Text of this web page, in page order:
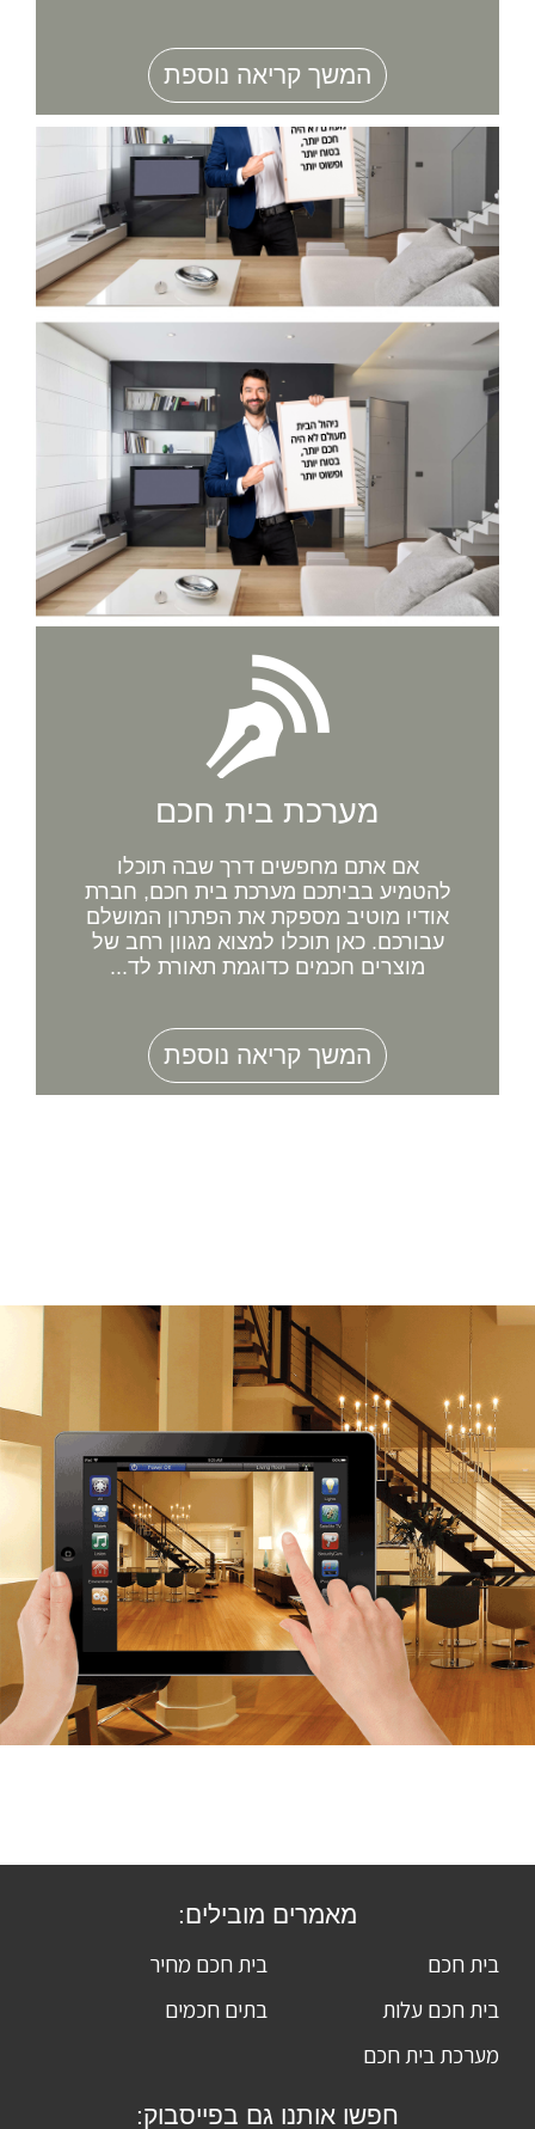
המשך קריאה נוספת
מערכת בית חכם
אם אתם מחפשים דרך שבה תוכלו
להטמיע בביתכם מערכת בית חכם, חברת
אודיו מוטיב מספקת את הפתרון המושלם
עבורכם. כאן תוכלו למצוא מגוון רחב של
מוצרים חכמים כדוגמת תאורת לד...
המשך קריאה נוספת
מאמרים מובילים:
בית חכם
בית חכם מחיר
בית חכם עלות
בתים חכמים
מערכת בית חכם
חפשו אותנו גם בפייסבוק: